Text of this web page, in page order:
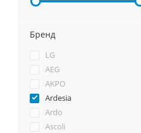
Бренд
LG
AEG
AKPO
Ardesia
Ardo
Ascoli